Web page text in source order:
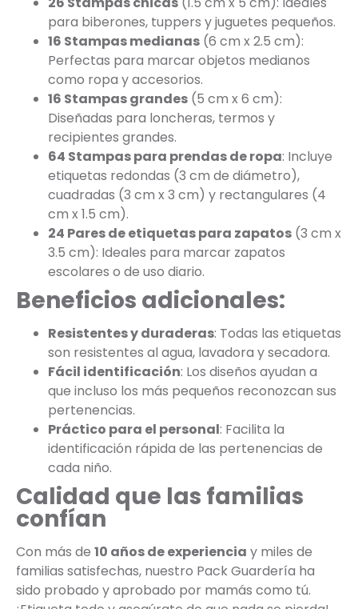
para biberones, tuppers y juguetes pequeños.
16 Stampas medianas (6 cm x 2.5 cm):
Perfectas para marcar objetos medianos
como ropa y accesorios.
16 Stampas grandes (5 cm x 6 cm):
Diseñadas para loncheras, termos y
recipientes grandes.
64 Stampas para prendas de ropa: Incluye
etiquetas redondas (3 cm de diámetro),
cuadradas (3 cm x 3 cm) y rectangulares (4
cm x 1.5 cm).
24 Pares de etiquetas para zapatos (3 cm x
3.5 cm): Ideales para marcar zapatos
escolares o de uso diario.
Beneficios adicionales:
Resistentes y duraderas: Todas las etiquetas
son resistentes al agua, lavadora y secadora.
Fácil identificación: Los diseños ayudan a
que incluso los más pequeños reconozcan sus
pertenencias.
Práctico para el personal: Facilita la
identificación rápida de las pertenencias de
cada niño.
Calidad que las familias
confían
Con más de 10 años de experiencia y miles de
familias satisfechas, nuestro Pack Guardería ha
sido probado y aprobado por mamás como tú.